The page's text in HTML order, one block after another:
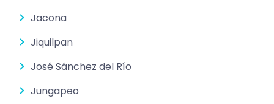
Jacona
Jiquilpan
José Sánchez del Río
Jungapeo